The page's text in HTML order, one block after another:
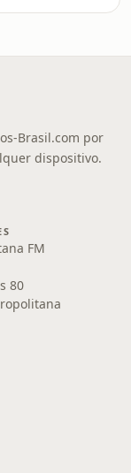
Brasil.com por
dispositivo.
FM
80